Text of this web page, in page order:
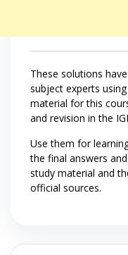
These solutions
subject experts
material for this
and revision in the
Use them for
the final answers
study material and
official sources.